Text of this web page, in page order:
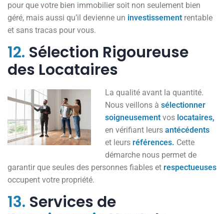
pour que votre bien immobilier soit non seulement bien
géré, mais aussi qu’il devienne un investissement rentable
et sans tracas pour vous.
12. Sélection Rigoureuse
des Locataires
La qualité avant la quantité.
Nous veillons àsélectionner
soigneusement vos locataires,
en vérifiant leursantécédents
et leurs références. Cette
démarche nous permet de
garantir que seules des personnes fiables et respectueuses
occupent votre propriété.
13. Services de